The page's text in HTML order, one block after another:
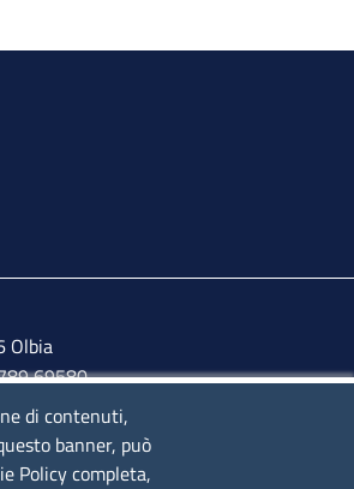
Olbia
69580
- 12,00; lunedì pomeriggio: 16,00 -
di contenuti,
banner, può
Policy completa,